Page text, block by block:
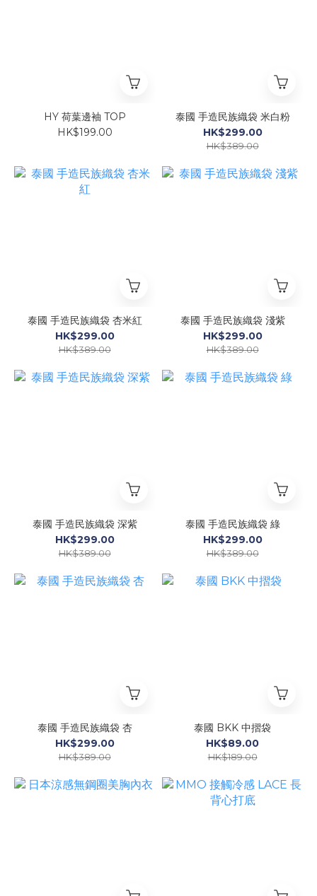
HY 荷葉邊袖 TOP
HK$199.00
泰國 手造民族織袋 米白粉
HK$299.00
HK$389.00
泰國 手造民族織袋 杏米紅
HK$299.00
HK$389.00
泰國 手造民族織袋 淺紫
HK$299.00
HK$389.00
泰國 手造民族織袋 深紫
HK$299.00
HK$389.00
泰國 手造民族織袋 綠
HK$299.00
HK$389.00
泰國 手造民族織袋 杏
HK$299.00
HK$389.00
泰國 BKK 中摺袋
HK$89.00
HK$189.00